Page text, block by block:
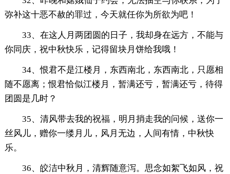
弥补这十恶不赦的罪过，今天就任你为所欲为吧！
33、在这人月两团圆的日子，我却身在远方，不能与
你同庆，祝中秋快乐，记得留块月饼给我哦！
34、恨君不是江楼月，东西南北，东西南北，只愿相
随不愿离；恨君恰似江楼月，暂满还亏，暂满还亏，待得
团圆是几时？
35、清风带去我的祝福，明月捎走我的问候，送你一
丝风儿，赠你一缕月儿，风月无边，人间有情，中秋快
乐。
36、皎洁中秋月，清辉随意泻。思念如絮飞如风，祝